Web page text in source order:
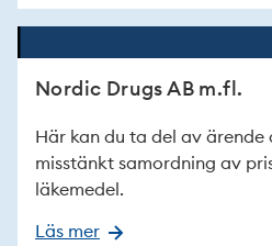
Nordic Drugs AB m.fl.
Här kan du ta del av ärende
misstänkt samordning av
läkemedel.
Läs mer